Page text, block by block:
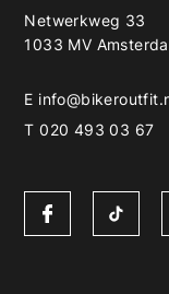
Netwerkweg 33
1033 MV
E
T 020 493 03 67